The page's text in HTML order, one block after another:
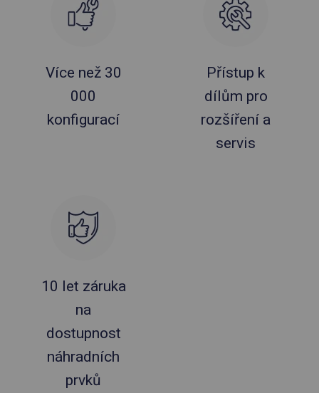
Více než 30
000
konfigurací
Přístup k
dílům pro
rozšíření a
servis
10 let záruka
na
dostupnost
náhradních
prvků